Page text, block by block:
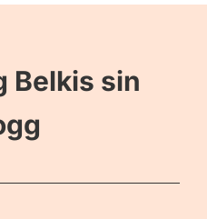
Belkis sin